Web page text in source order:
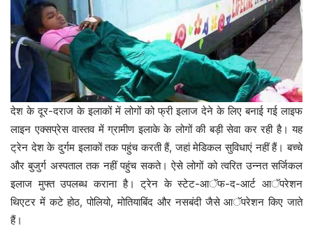
देश के दूर-दराज के इलाकों में लोगों को फ्री इलाज देने के लिए बनाई गई लाइफ
लाइन एक्सप्रेस वास्तव में ग्रामीण इलाके के लोगों की बड़ी सेवा कर रही है। यह
ट्रेन देश के दुर्गम इलाकों तक पहुंच करती हैं, जहां मेडिकल सुविधाएं नहीं हैं। बच्चे
और बुजुर्ग अस्पताल तक नहीं पहुंच सकते। ऐसे लोगों को त्वरित उन्नत सर्जिकल
इलाज मुफ्त उपलब्ध कराना है। ट्रेन के स्टेट-आॅफ-द-आर्ट आॅपरेशन
थिएटर में कटे होठ, पोलियो, मोतियाबिंद और नसबंदी जैसे आॅपरेशन किए जाते
हैं।